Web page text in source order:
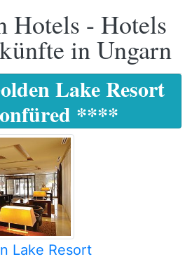
Hotels - Hotels
in Ungarn
Lake Resort
****
Lake Resort